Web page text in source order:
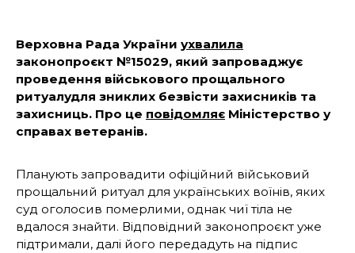
Верховна Рада України ухвалила
законопроєкт №15029, який запроваджує
проведення військового прощального
ритуалудля зниклих безвісти захисників та
захисниць. Про це повідомляє Міністерство у
справах ветеранів.
Планують запровадити офіційний військовий
прощальний ритуал для українських воїнів, яких
суд оголосив померлими, однак чиї тіла не
вдалося знайти. Відповідний законопроєкт уже
підтримали, далі його передадуть на підпис